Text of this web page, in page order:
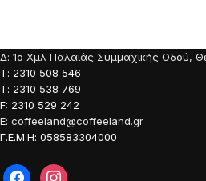
Δ: 1o Χμλ Παλαιάς Συμμαχικής Οδού,
Τ: 2310 508 546
Τ: 2310 538 769
F: 2310 529 242
E: coffeeland@coffeeland.gr
Γ.Ε.Μ.Η: 058583304000